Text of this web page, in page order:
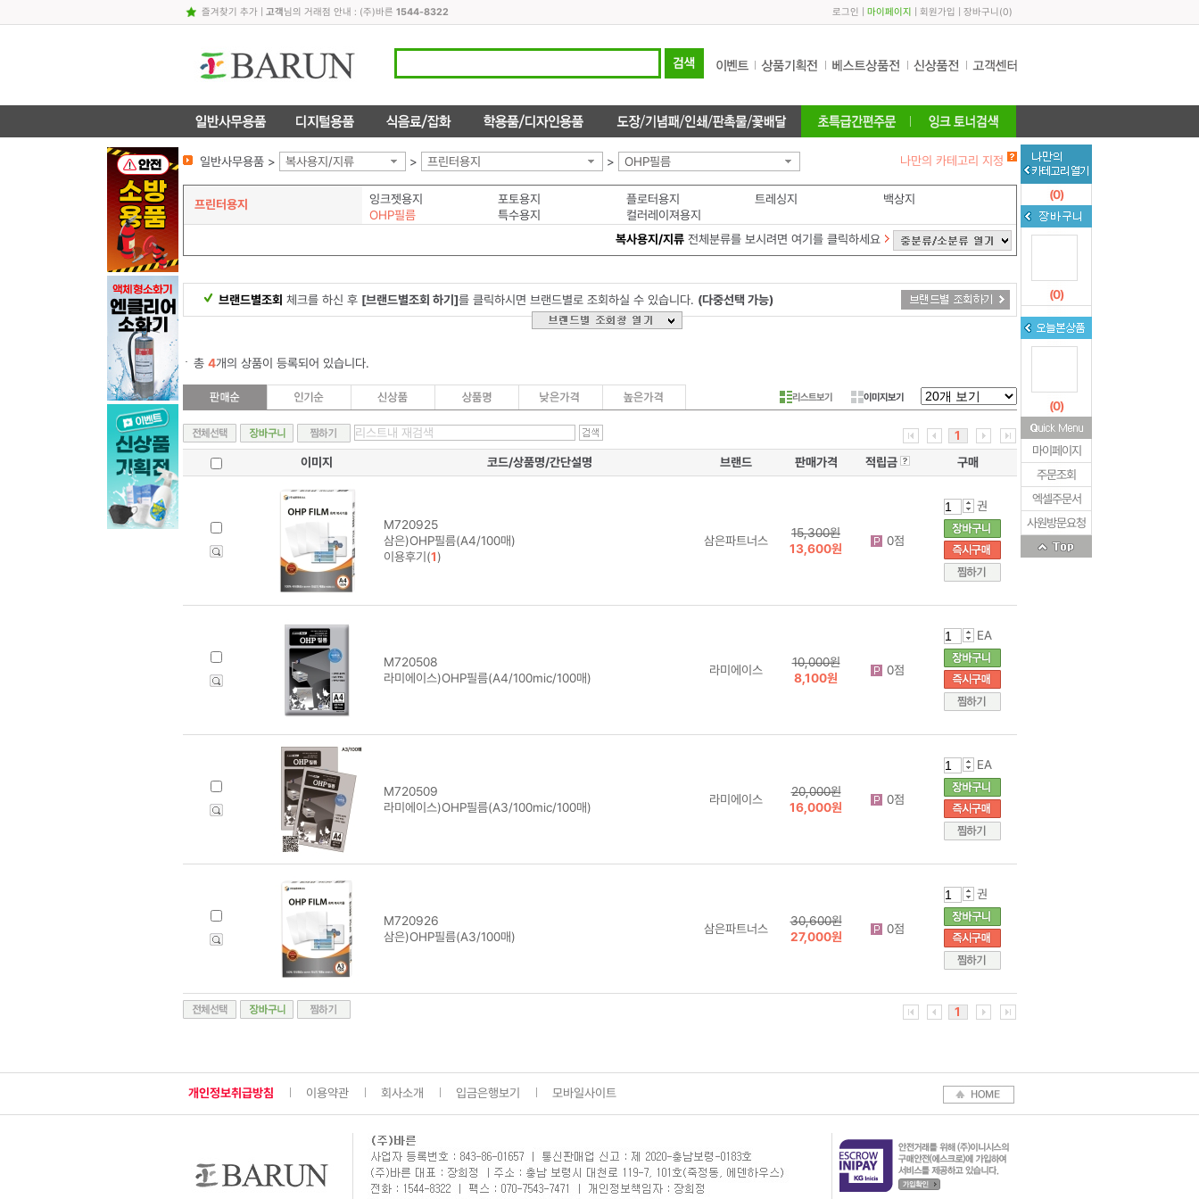
즐겨찾기 추가| 고객님의 거래점 안내 : (주)바른 1544-8322 로그인 마이페이지 회원가입 장바구니 (0)
일반사무용품 > 복사용지/지류 > 프린터용지 > OHP필름 나만의 카테고리 지정
프린터용지 잉크젯용지 포토용지 플로터용지 트레싱지
백상지
OHP필름
특수용지
컬러레이져용지
복사용지/지류전체분류를 보시려면 여기를 클릭하세요
브랜드별조회 체크를 하신 후 [브랜드별조회 하기]를 클릭하시면 브랜드별로 조회하실 수 있습니다. (다중선택 가능)
총 4개의 상품이 등록되어 있습니다.
리스트보기 이미지보기
1
이미지
코드/상품명/간단설명 브랜드 판매가격 적립금 구매
M720925
삼은)OHP필름(A4/100매)
이용후기(1)
삼은파트너스
15,300원
13,600원
0점
권
M720508
라미에이스)OHP필름(A4/100mic/100매)
라미에이스
10,000원
8,100원
0점
EA
M720509
라미에이스)OHP필름(A3/100mic/100매)
라미에이스
20,000원
16,000원
0점
EA
M720926
삼은)OHP필름(A3/100매)
삼은파트너스
30,600원
27,000원
0점
권
1
(0)
(0)
(0)
마이페이지
주문조회
엑셀주문서
사원방문요청
개인정보취급방침 이용약관 회사소개 입금은행보기 모바일사이트